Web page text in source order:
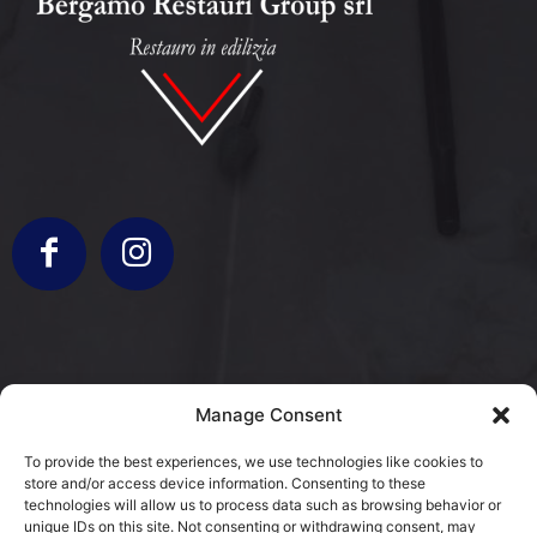
Manage Consent
To provide the best experiences, we use technologies like cookies to
store and/or access device information. Consenting to these
technologies will allow us to process data such as browsing behavior or
unique IDs on this site. Not consenting or withdrawing consent, may
info@bergamorestauri.it
+ 329 227 2430 +39 3317103931
via Donatori di Sangue 5
25080 Mazzano, BS